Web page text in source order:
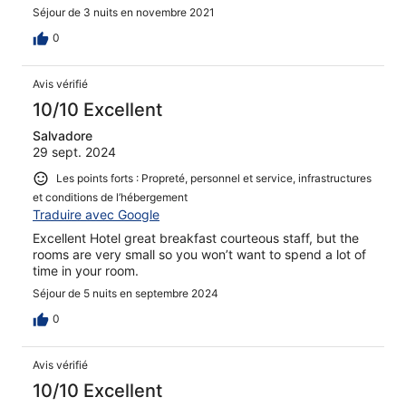
Séjour de 3 nuits en novembre 2021
0
Avis vérifié
10/10 Excellent
Salvadore
29 sept. 2024
Les points forts : Propreté, personnel et service, infrastructures
et conditions de l’hébergement
Traduire avec Google
Excellent Hotel great breakfast courteous staff, but the
rooms are very small so you won’t want to spend a lot of
time in your room.
Séjour de 5 nuits en septembre 2024
0
Avis vérifié
10/10 Excellent